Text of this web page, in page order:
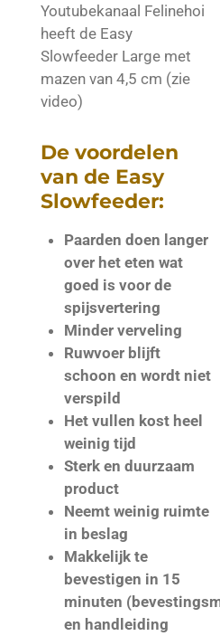
Youtubekanaal Felinehoi
heeft de Easy
Slowfeeder Large met
mazen van 4,5 cm (zie
video)
De voordelen
van de Easy
Slowfeeder:
Paarden doen langer
over het eten wat
goed is voor de
spijsvertering
Minder verveling
Ruwvoer blijft
schoon en wordt niet
verspild
Het vullen kost heel
weinig tijd
Sterk en duurzaam
product
Neemt weinig ruimte
in beslag
Makkelijk te
bevestigen in 15
minuten
en handleiding